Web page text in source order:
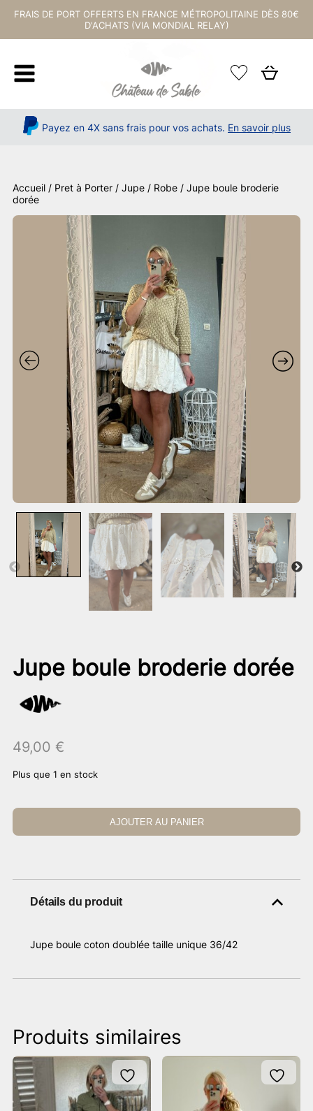
FRAIS DE PORT OFFERTS EN FRANCE MÉTROPOLITAINE DÈS 80€
D'ACHATS (VIA MONDIAL RELAY)
Payez en 4X sans frais pour vos achats. En savoir plus
Accueil / Pret à Porter / Jupe / Robe / Jupe boule broderie
dorée
Jupe boule broderie dorée
49,00 €
Plus que 1 en stock
AJOUTER AU PANIER
Détails du produit
Jupe boule coton doublée taille unique 36/42
Produits similaires